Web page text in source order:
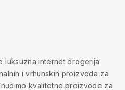
luksuzna internet drogerija
i vrhunskih proizvoda za
kvalitetne proizvode za